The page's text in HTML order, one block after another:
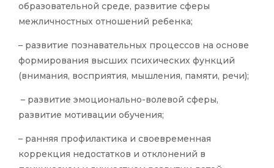
образовательной среде, развитие сферы
межличностных отношений ребенка;
– развитие познавательных процессов на основе
формирования высших психических функций
(внимания, восприятия, мышления, памяти, речи);
– развитие эмоционально-волевой сферы,
развитие мотивации обучения;
– ранняя профилактика и своевременная
коррекция недостатков и отклонений в